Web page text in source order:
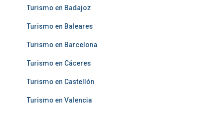
Turismo en Badajoz
Turismo en Baleares
Turismo en Barcelona
Turismo en Cáceres
Turismo en Castellón
Turismo en Valencia